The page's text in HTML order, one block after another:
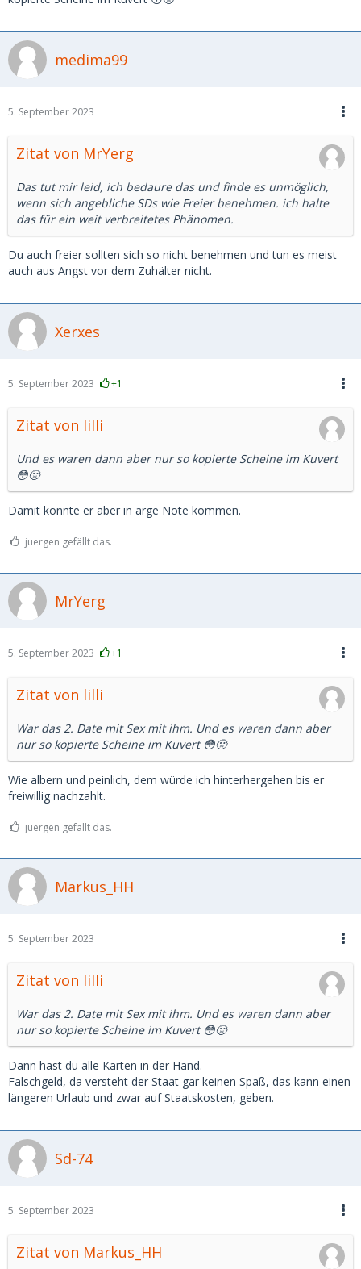
medima99
5. September 2023
Zitat von MrYerg
Das tut mir leid, ich bedaure das und finde es unmöglich,
wenn sich angebliche SDs wie Freier benehmen. ich halte
das für ein weit verbreitetes Phänomen.
Du auch freier sollten sich so nicht benehmen und tun es meist
auch aus Angst vor dem Zuhälter nicht.
Xerxes
5. September 2023 +1
Zitat von lilli
Und es waren dann aber nur so kopierte Scheine im Kuvert
😳🤢
Damit könnte er aber in arge Nöte kommen.
juergen gefällt das.
MrYerg
5. September 2023 +1
Zitat von lilli
War das 2. Date mit Sex mit ihm. Und es waren dann aber
nur so kopierte Scheine im Kuvert 😳🤢
Wie albern und peinlich, dem würde ich hinterhergehen bis er
freiwillig nachzahlt.
juergen gefällt das.
Markus_HH
5. September 2023
Zitat von lilli
War das 2. Date mit Sex mit ihm. Und es waren dann aber
nur so kopierte Scheine im Kuvert 😳🤢
Dann hast du alle Karten in der Hand.
Falschgeld, da versteht der Staat gar keinen Spaß, das kann einen
längeren Urlaub und zwar auf Staatskosten, geben.
Sd-74
5. September 2023
Zitat von Markus_HH